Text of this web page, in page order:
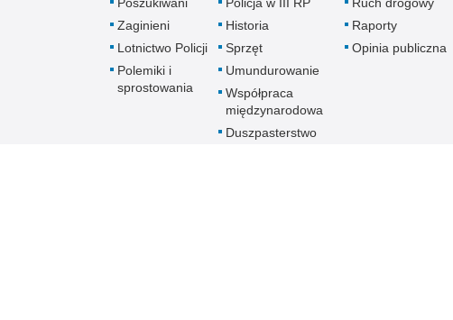
Zaginieni
Lotnictwo Policji
Polemiki i
sprostowania
Historia
Sprzęt
Umundurowanie
Współpraca
międzynarodowa
Duszpasterstwo
Raporty
Opinia publiczna